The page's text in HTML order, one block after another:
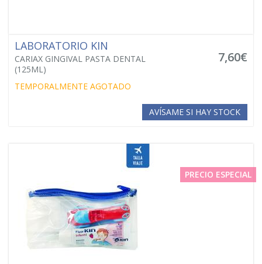
LABORATORIO KIN
CARIAX GINGIVAL PASTA DENTAL
(125ML)
7,60€
TEMPORALMENTE AGOTADO
AVÍSAME SI HAY STOCK
PRECIO ESPECIAL